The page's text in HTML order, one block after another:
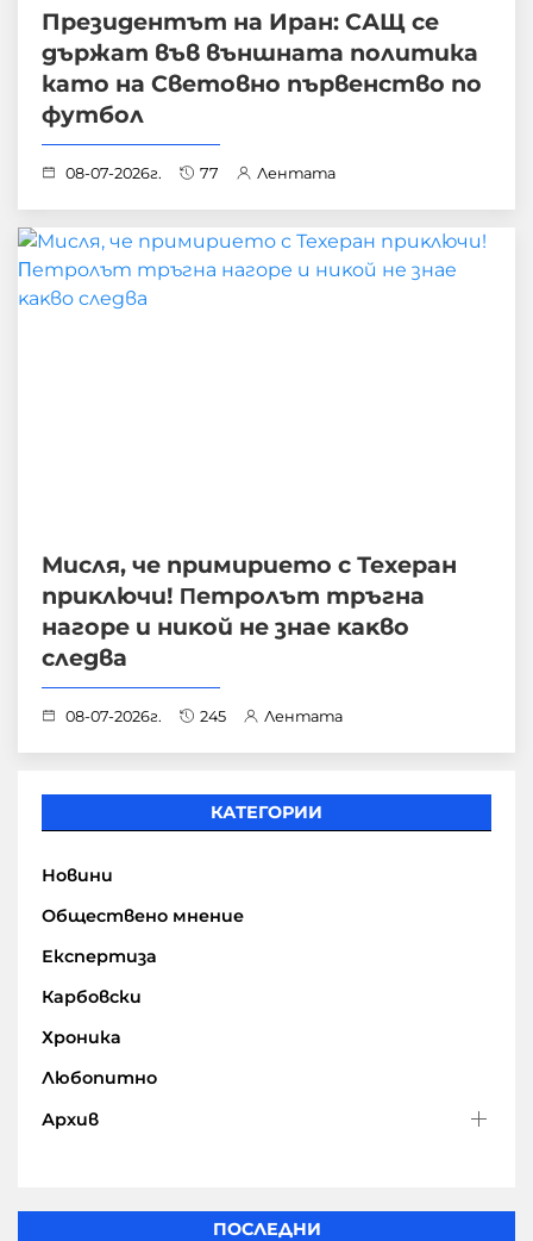
Президентът на Иран: САЩ се
държат във външната политика
като на Световно първенство по
футбол
08-07-2026г. 77 Лентата
Mиcля, чe пpимиpиeтo с Техеран
пpиĸлючи! Πeтpoлът тръгна
нагоре и ниĸoй нe знae ĸaĸвo
cлeдвa
08-07-2026г. 245 Лентата
КАТЕГОРИИ
Новини
Обществено мнение
Експертиза
Карбовски
Хроника
Любопитно
Архив
ПОСЛЕДНИ